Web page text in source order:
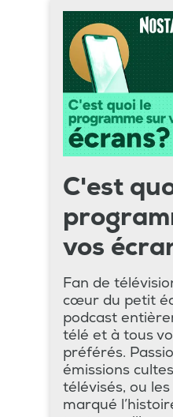
C'est
vos
Fan de
cœur du petit
podcast
télé et à tous
préférés.
émissions
télévisés, ou
marqué